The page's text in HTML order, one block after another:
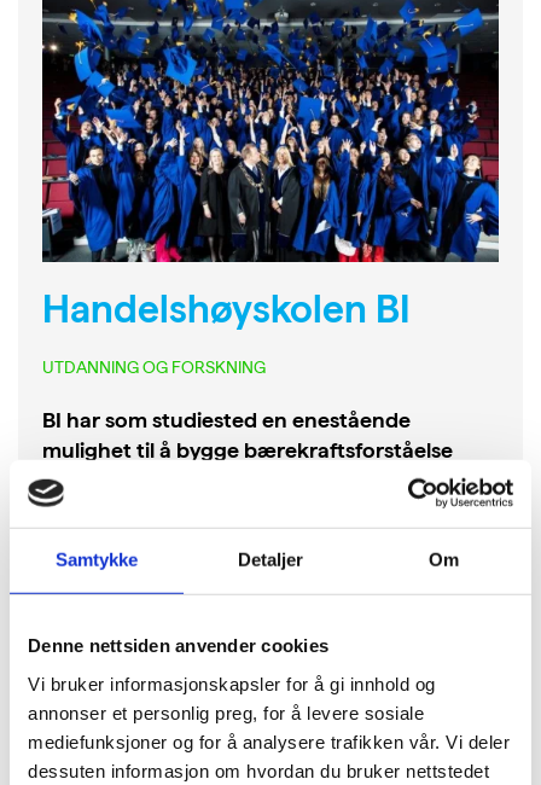
Samtykke Detaljer Om
Denne nettsiden anvender cookies
Vi bruker informasjonskapsler for å gi innhold og
annonser et personlig preg, for å levere sosiale
mediefunksjoner og for å analysere trafikken vår. Vi deler
dessuten informasjon om hvordan du bruker nettstedet
Handelshøyskolen BI
UTDANNING OG FORSKNING
BI har som studiested en enestående
mulighet til å bygge bærekraftsforståelse
blant fremtidens bedriftsledere. Det ansvaret
tar de, både gjennom liv og lære, og
undervisning og forskning.
Satser stort på å utdanne ansvarlige ledere
og utvikle kunnskap og forskning for et
bærekraftig samfunn.
Har en unik mulighet til å påvirke dagens